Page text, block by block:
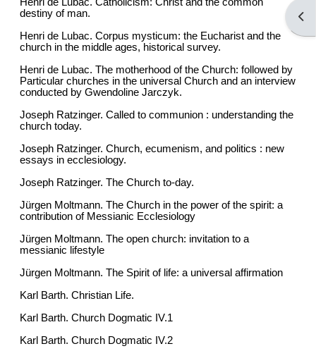
destiny of man.
Henri de Lubac. Corpus mysticum: the Eucharist and the
church in the middle ages, historical survey.
Henri de Lubac. The motherhood of the Church: followed by
Particular churches in the universal Church and an interview
conducted by Gwendoline Jarczyk.
Joseph Ratzinger. Called to communion : understanding the
church today.
Joseph Ratzinger. Church, ecumenism, and politics : new
essays in ecclesiology.
Joseph Ratzinger. The Church to-day.
Jürgen Moltmann. The Church in the power of the spirit: a
contribution of Messianic Ecclesiology
Jürgen Moltmann. The open church: invitation to a
messianic lifestyle
Jürgen Moltmann. The Spirit of life: a universal affirmation
Karl Barth. Christian Life.
Karl Barth. Church Dogmatic IV.1
Karl Barth. Church Dogmatic IV.2